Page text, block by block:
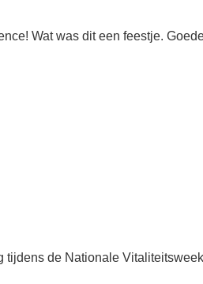
Wat was dit een feestje.
de Nationale